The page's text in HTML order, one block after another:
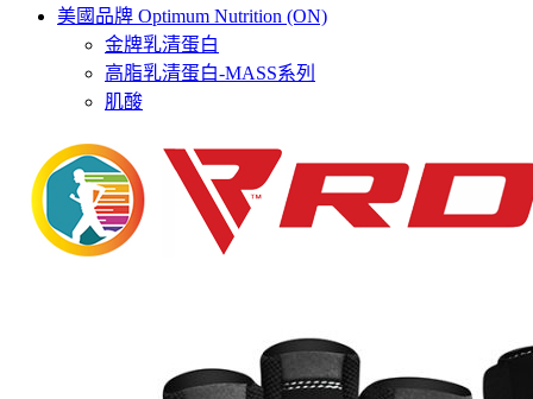
美國品牌 Optimum Nutrition (ON)
金牌乳清蛋白
高脂乳清蛋白-MASS系列
肌酸